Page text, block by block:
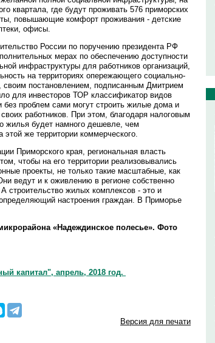
квартала, где будут проживать 576 приморских
повышающие комфорт проживания - детские
офисы.
России по поручению президента РФ
мерах по обеспечению доступности
инфраструктуры для работников организаций,
на территориях опережающего социально-
своим постановлением, подписанным Дмитрием
инвесторов ТОР классификатор видов
без проблем сами могут строить жилые дома и
работников. При этом, благодаря налоговым
жилья будет намного дешевле, чем
этой же территории коммерческого.
Приморского края, региональная власть
чтобы на его территории реализовывались
проекты, не только такие масштабные, как
ведут и к оживлению в регионе собственно
строительство жилых комплексов - это и
настроения граждан. В Приморье
«Надеждинское полесье». Фото
капитал", апрель, 2018 год.
Версия для печати